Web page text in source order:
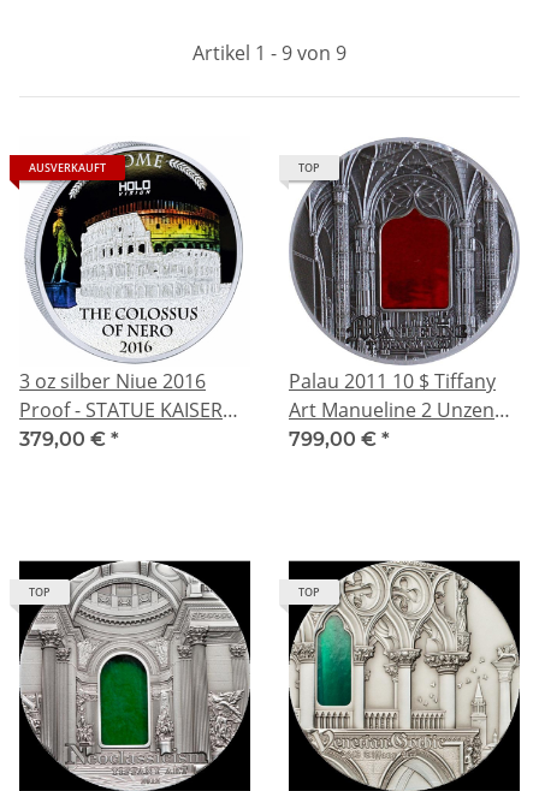
Artikel 1 - 9 von 9
AUSVERKAUFT
3 oz silber Niue 2016
Proof - STATUE KAISER
NERO und KOLOSSEUM -
379,00 € *
TOP
Palau 2011 10 $ Tiffany
Art Manueline 2 Unzen
Silber Antique Finish
799,00 € *
TOP TOP